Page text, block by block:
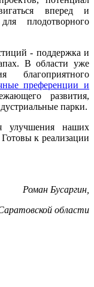
вперед и
плодотворного
- поддержка и
В области уже
преференции и
развития,
парки.
улучшения наших
к реализации
Роман Бусаргин,
области